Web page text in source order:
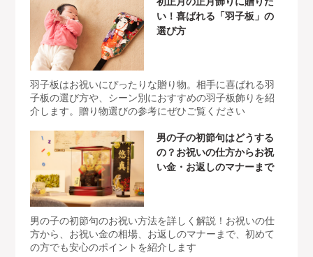
い！喜ばれる「羽子板」の
選び方
羽子板はお祝いにぴったりな贈り物。相手に喜ばれる羽
子板の選び方や、シーン別におすすめの羽子板飾りを紹
介します。贈り物選びの参考にぜひご覧ください
男の子の初節句はどうする
の？お祝いの仕方からお祝
い金・お返しのマナーまで
男の子の初節句のお祝い方法を詳しく解説！お祝いの仕
方から、お祝い金の相場、お返しのマナーまで、初めて
の方でも安心のポイントを紹介します